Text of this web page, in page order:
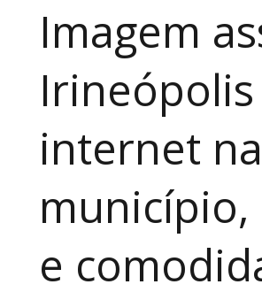
Imagem
internet
e